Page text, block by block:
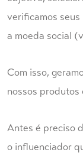
verificamos
a moeda social
Com isso,
nossos produtos
Antes é preciso
o influenciador